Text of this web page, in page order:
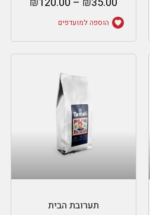
הוספה למועדפים
בחר אפשרויות
תערובת הבית